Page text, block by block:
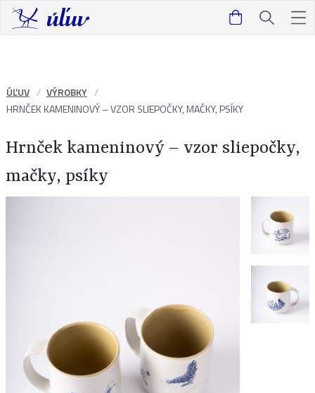
ÚĽUV
VÝROBKY
HRNČEK KAMENINOVÝ – VZOR SLIEPOČKY, MAČKY, PSÍKY
Hrnček kameninový – vzor sliepočky,
mačky, psíky